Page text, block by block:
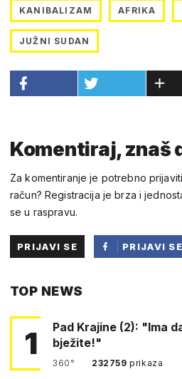
KANIBALIZAM AFRIKA
JUŽNI SUDAN
Komentiraj, znaš
Za komentiranje je potrebno
račun? Registracija je brza i
se u raspravu.
PRIJAVI SE
PRIJAVI SE
TOP NEWS
1
Pad Krajine (2): "Ima
bježite!"
360° 232759prikaza